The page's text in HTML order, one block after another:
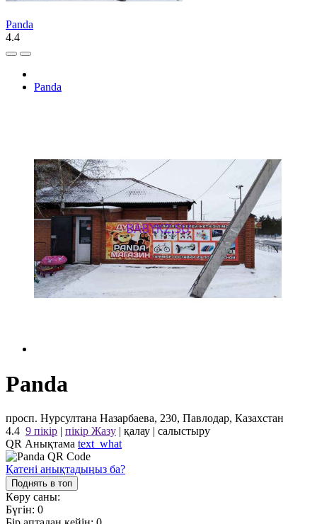
Panda
4.4
Panda
Panda
просп. Нурсултана Назарбаева, 230, Павлодар, Казахстан
4.4 9 пікір | пікір Жазу | қалау | салыстыру
QR Анықтама text_what
Қатені анықтадыңыз ба?
Поднять в топ
Көру саны:
Бүгін: 0